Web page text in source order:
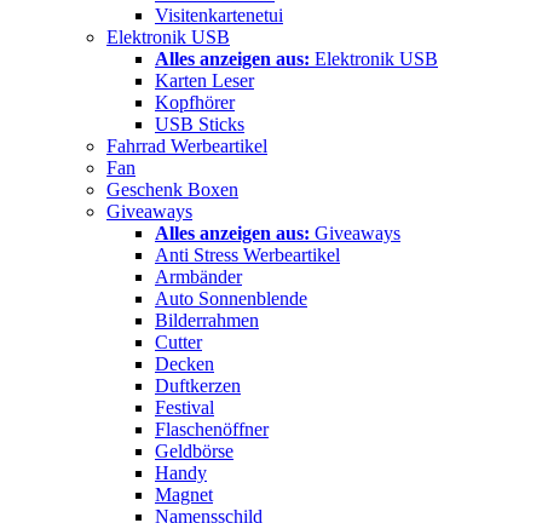
Visitenkartenetui
Elektronik USB
Alles anzeigen aus: Elektronik USB
Karten Leser
Kopfhörer
USB Sticks
Fahrrad Werbeartikel
Fan
Geschenk Boxen
Giveaways
Alles anzeigen aus: Giveaways
Anti Stress Werbeartikel
Armbänder
Auto Sonnenblende
Bilderrahmen
Cutter
Decken
Duftkerzen
Festival
Flaschenöffner
Geldbörse
Handy
Magnet
Namensschild